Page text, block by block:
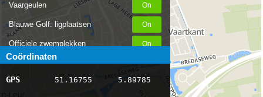
Vaargeulen
Blauwe Golf: ligplaatsen
Officiele zwemplekken
Stremmingen/hinder
AIS scheepsposities
Coördinaten
GPS 51.16755 5.89785